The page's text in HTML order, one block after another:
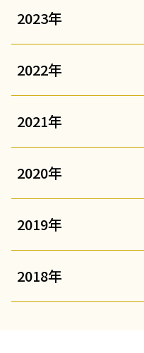
2023年
2022年
2021年
2020年
2019年
2018年